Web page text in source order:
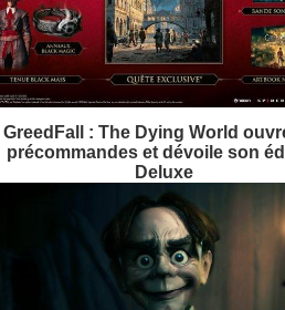
GreedFall : The Dying World
précommandes et dévoile son
Deluxe